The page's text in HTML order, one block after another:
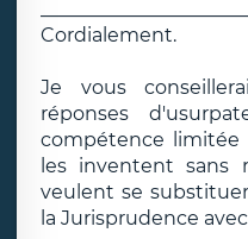
Cordialement.
Je vous
réponses
compétence
les inventent sans
veulent se
la Jurisprudence